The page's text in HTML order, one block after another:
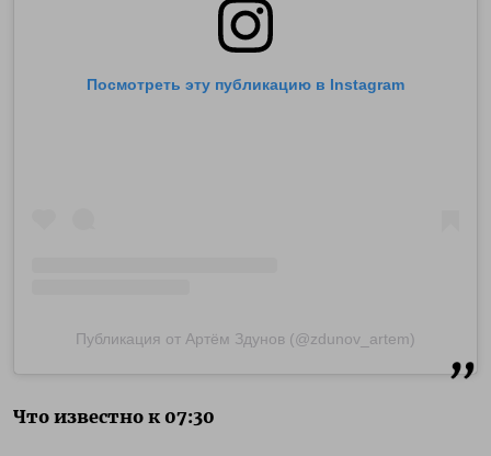
Посмотреть эту публикацию в Instagram
Публикация от Артём Здунов (@zdunov_artem)
Что известно к 07:30